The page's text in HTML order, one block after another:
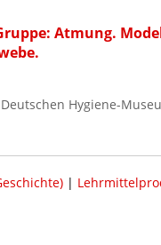
Atmung.
Hygiene-
|